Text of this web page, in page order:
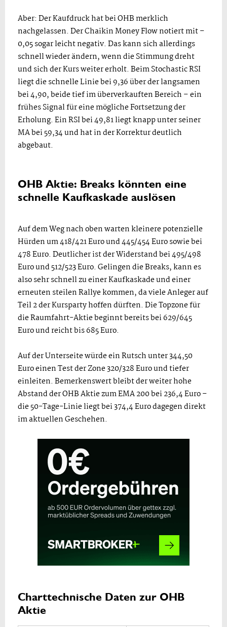
Aber: Der Kaufdruck hat bei OHB merklich
nachgelassen. Der Chaikin Money Flow notiert mit –
0,05 sogar leicht negativ. Das kann sich allerdings
schnell wieder ändern, wenn die Stimmung dreht
und sich der Kurs weiter erholt. Beim Stochastic RSI
liegt die schnelle Linie bei 9,36 über der langsamen
bei 4,90, beide tief im überverkauften Bereich – ein
frühes Signal für eine mögliche Fortsetzung der
Erholung. Ein RSI bei 49,81 liegt knapp unter seiner
MA bei 59,34 und hat in der Korrektur deutlich
abgebaut.
OHB Aktie: Breaks könnten eine
schnelle Kaufkaskade auslösen
Auf dem Weg nach oben warten kleinere potenzielle
Hürden um 418/421 Euro und 445/454 Euro sowie bei
478 Euro. Deutlicher ist der Widerstand bei 495/498
Euro und 512/523 Euro. Gelingen die Breaks, kann es
also sehr schnell zu einer Kaufkaskade und einer
erneuten steilen Rallye kommen, da viele Anleger auf
Teil 2 der Kursparty hoffen dürften. Die Topzone für
die Raumfahrt-Aktie beginnt bereits bei 629/645
Euro und reicht bis 685 Euro.
Auf der Unterseite würde ein Rutsch unter 344,50
Euro einen Test der Zone 320/328 Euro und tiefer
einleiten. Bemerkenswert bleibt der weiter hohe
Abstand der OHB Aktie zum EMA 200 bei 236,4 Euro –
die 50-Tage-Linie liegt bei 374,4 Euro dagegen direkt
im aktuellen Geschehen.
Charttechnische Daten zur OHB
Aktie